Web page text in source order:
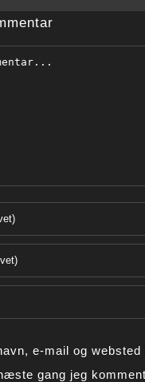
e-mail og websted
gang jeg